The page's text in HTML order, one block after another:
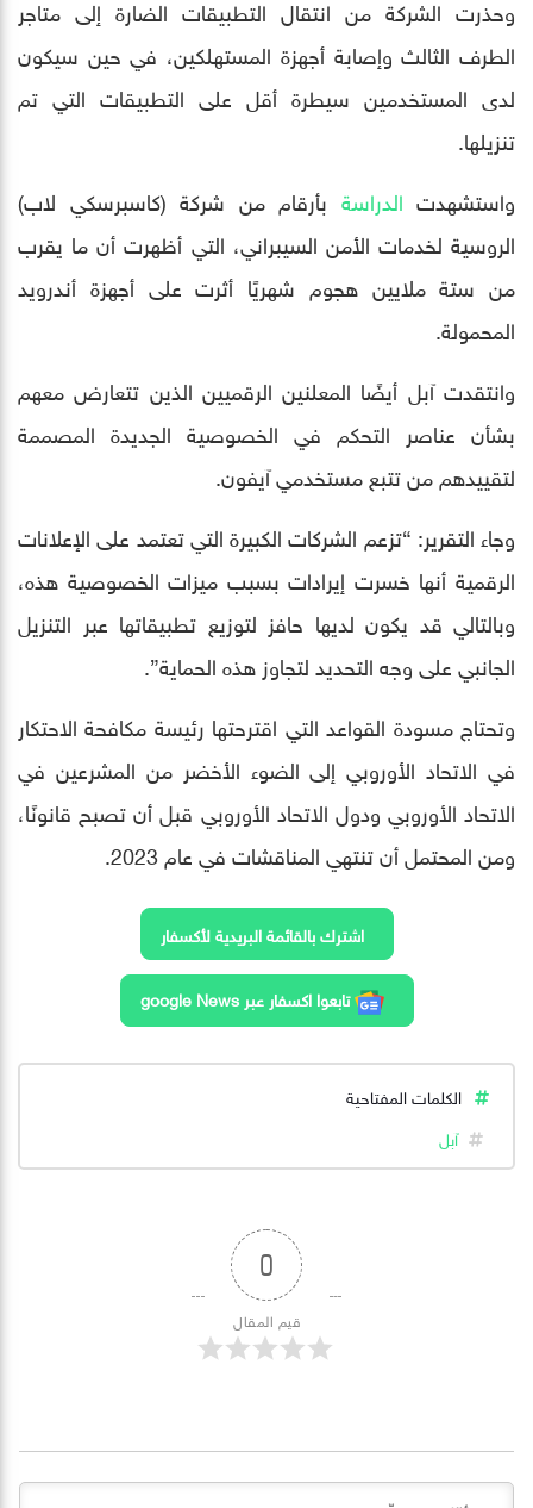
وحذرت الشركة من انتقال التطبيقات الضارة إلى متاجر
الطرف الثالث وإصابة أجهزة المستهلكين، في حين سيكون
لدى المستخدمين سيطرة أقل على التطبيقات التي تم
تنزيلها.
واستشهدت الدراسة بأرقام من شركة (كاسبرسكي لاب)
الروسية لخدمات الأمن السيبراني، التي أظهرت أن ما يقرب
من ستة ملايين هجوم شهريًا أثرت على أجهزة أندرويد
المحمولة.
وانتقدت آبل أيضًا المعلنين الرقميين الذين تتعارض معهم
بشأن عناصر التحكم في الخصوصية الجديدة المصممة
لتقييدهم من تتبع مستخدمي آيفون.
وجاء التقرير: “تزعم الشركات الكبيرة التي تعتمد على الإعلانات
الرقمية أنها خسرت إيرادات بسبب ميزات الخصوصية هذه،
وبالتالي قد يكون لديها حافز لتوزيع تطبيقاتها عبر التنزيل
الجانبي على وجه التحديد لتجاوز هذه الحماية”.
وتحتاج مسودة القواعد التي اقترحتها رئيسة مكافحة الاحتكار
في الاتحاد الأوروبي إلى الضوء الأخضر من المشرعين في
الاتحاد الأوروبي ودول الاتحاد الأوروبي قبل أن تصبح قانونًا،
ومن المحتمل أن تنتهي المناقشات في عام 2023.
اشترك بالقائمة البريدية لأكسفار
تابعوا اكسفار عبر google News
الكلمات المفتاحية
آبل
0
قيم المقال